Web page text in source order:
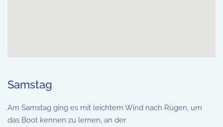
Samstag
Am Samstag ging es mit leichtem Wind nach Rügen, um
das Boot kennen zu lernen, an der